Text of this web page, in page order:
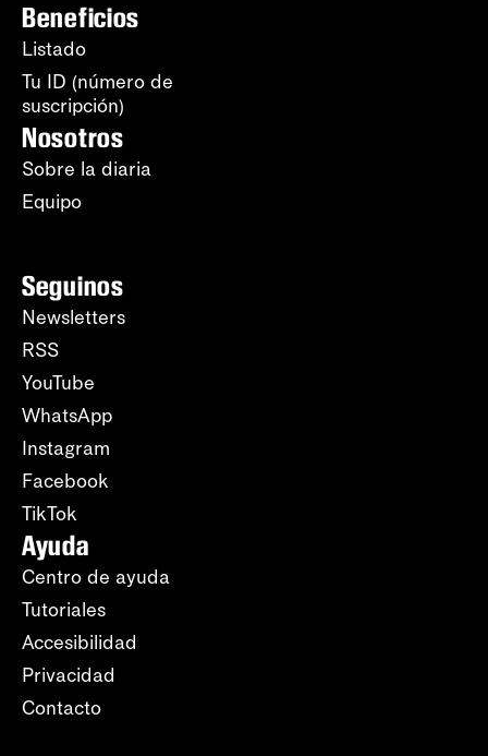
Beneficios
Listado
Tu ID (número de
suscripción)
Nosotros
Sobre la diaria
Equipo
Seguinos
Newsletters
RSS
YouTube
WhatsApp
Instagram
Facebook
TikTok
Ayuda
Centro de ayuda
Tutoriales
Accesibilidad
Privacidad
Contacto